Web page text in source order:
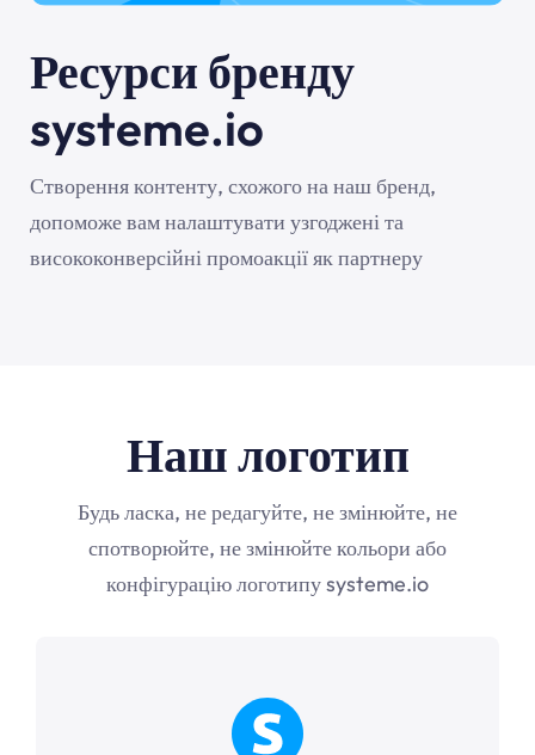
Ресурси бренду
systeme.io
Створення контенту, схожого на наш бренд,
допоможе вам налаштувати узгоджені та
висококонверсійні промоакції як партнеру
Наш логотип
Будь ласка, не редагуйте, не змінюйте, не
спотворюйте, не змінюйте кольори або
конфігурацію логотипу systeme.io